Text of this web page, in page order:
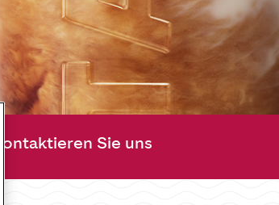
Kontaktieren Sie uns